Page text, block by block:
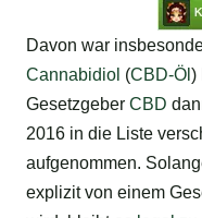
Davon war
Cannabidiol (CBD-Öl )
Gesetzgeber CBD
2016 in die Liste
aufgenommen.
explizit von einem